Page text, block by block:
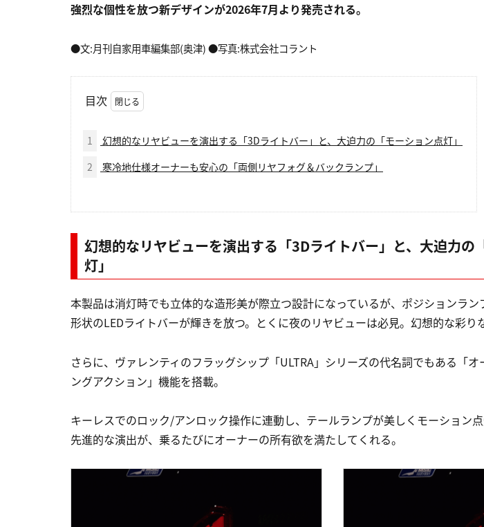
強烈な個性を放つ新デザインが2026年7月より発売される。
●文:月刊自家用車編集部(奥津) ●写真:株式会社コラント
目次
1
幻想的なリヤビューを演出する「3Dライトバー」と、大迫力の「モーション点灯」
2
寒冷地仕様オーナーも安心の「両側リヤフォグ＆バックランプ」
幻想的なリヤビューを演出する「3Dライトバー」と、大迫力の
灯」
本製品は消灯時でも立体的な造形美が際立つ設計になっているが、ポジションラン
形状のLEDライトバーが輝きを放つ。とくに夜のリヤビューは必見。幻想的な彩り
さらに、ヴァレンティのフラッグシップ「ULTRA」シリーズの代名詞でもある「オ
ングアクション」機能を搭載。
キーレスでのロック/アンロック操作に連動し、テールランプが美しくモーション
先進的な演出が、乗るたびにオーナーの所有欲を満たしてくれる。